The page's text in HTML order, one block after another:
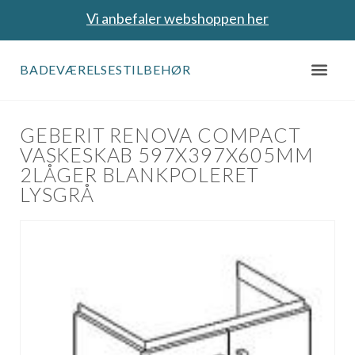
Vi anbefaler webshoppen her
BADEVÆRELSESTILBEHØR
GEBERIT RENOVA COMPACT
VASKESKAB 597X397X605MM
2LÅGER BLANKPOLERET
LYSGRÅ